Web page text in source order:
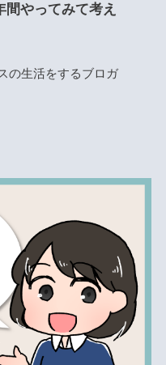
間やってみて考え
の生活をするブロガ